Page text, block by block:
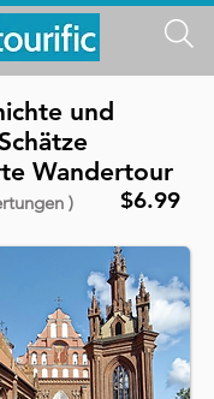
und
Wandertour
) $6.99